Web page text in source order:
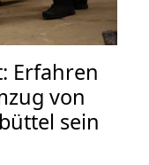
Erfahren
von
sein